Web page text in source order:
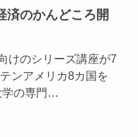
済のかんどころ開
けのシリーズ講座が7
ンアメリカ8カ国を
学の専門…